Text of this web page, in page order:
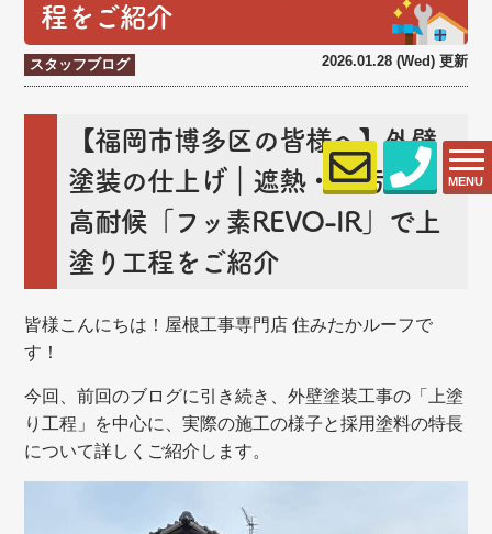
MENU
程をご紹介
スタッフブログ 2026.01.28 (Wed) 更新
【福岡市博多区の皆様へ】外壁
塗装の仕上げ｜遮熱・低汚染・
高耐候「フッ素REVO-IR」で上
塗り工程をご紹介
皆様こんにちは！屋根工事専門店 住みたかルーフで
す！
今回、前回のブログに引き続き、外壁塗装工事の「上塗
り工程」を中心に、実際の施工の様子と採用塗料の特長
について詳しくご紹介します。